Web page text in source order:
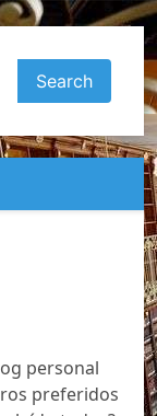
personal
preferidos